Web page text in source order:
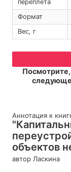
переплета
Формат
Вес, г
Аннотация к
объектов
автор Ласкина